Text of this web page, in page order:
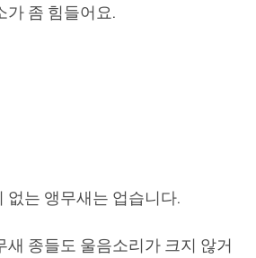
가 좀 힘들어요.
없는 앵무새는 업습니다.
새 종들도 울음소리가 크지 않거